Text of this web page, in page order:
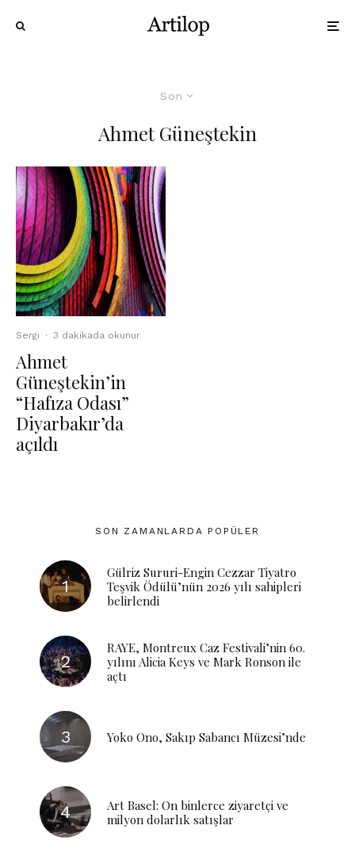
Son
Ahmet Güneştekin
Sergi · 3 dakikada okunur
Ahmet
Güneştekin’in
“Hafıza Odası”
Diyarbakır’da
açıldı
SON ZAMANLARDA POPÜLER
Gülriz Sururi-Engin Cezzar Tiyatro
Teşvik Ödülü’nün 2026 yılı sahipleri
belirlendi
RAYE, Montreux Caz Festivali’nin 60.
yılını Alicia Keys ve Mark Ronson ile
açtı
Yoko Ono, Sakıp Sabancı Müzesi’nde
Art Basel: On binlerce ziyaretçi ve
milyon dolarlık satışlar